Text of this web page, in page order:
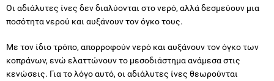
Οι αδιάλυτες ίνες δεν διαλύονται στο νερό, αλλά δεσμεύουν μια
ποσότητα νερού και αυξάνουν τον όγκο τους.
Με τον ίδιο τρόπο, απορροφούν νερό και αυξάνουν τον όγκο των
κοπράνων, ενώ ελαττώνουν το μεσοδιάστημα ανάμεσα στις
κενώσεις. Για το λόγο αυτό, οι αδιάλυτες ίνες θεωρούνται